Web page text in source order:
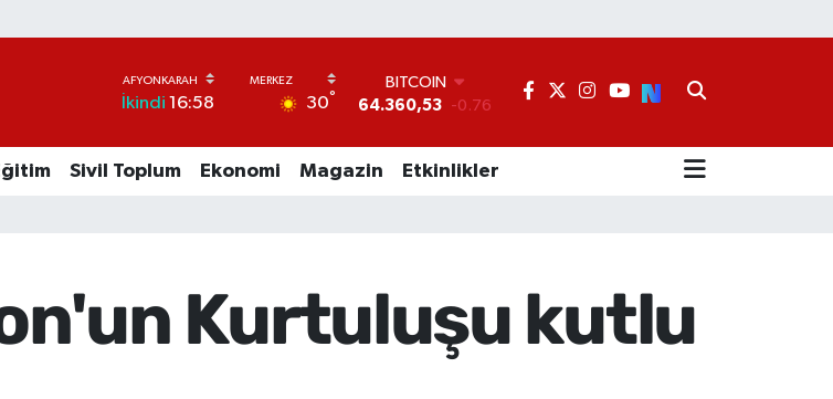
İkindi 16:58 30°
BITCOIN
DOLAR
47,7069
0.17
STERLİN
13.887
Sivil Toplum Ekonomi Magazin Etkinlikler
Kurtuluşu kutlu